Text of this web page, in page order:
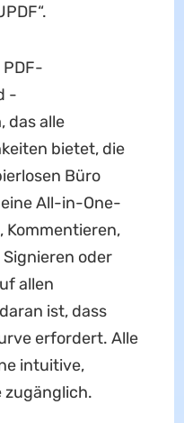
-
das alle
bietet, die
Büro
All-in-One-
Kommentieren,
oder
allen
ist, dass
erfordert. Alle
intuitive,
zugänglich.